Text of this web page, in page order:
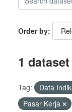
Order by
1
Tag:
Data
Pasar Kerja